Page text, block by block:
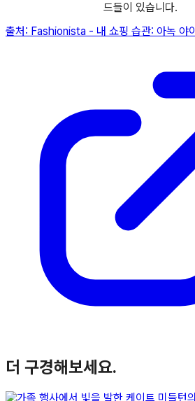
드들이 있습니다.
출처: Fashionista - 내 쇼핑 습관: 아녹 야이
더 구경해보세요.